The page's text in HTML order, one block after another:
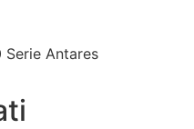
Antares